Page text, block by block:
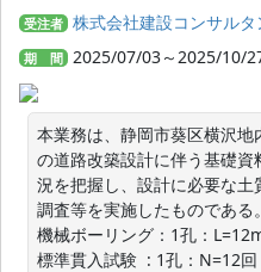
受注者 株式会社建設コンサル
期 間 2025/07/03～2025/10/
本業務は、静岡市葵区横沢
の道路改築設計に伴う基礎
況を把握し、設計に必要な
調査等を実施したものである。
機械ボーリング：1孔：
標準貫入試験  : 1孔：N=12回